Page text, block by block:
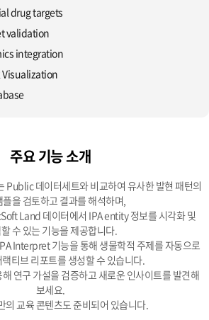
drug targets
validation
integration
주요 기능 소개
Public 데이터세트와 비교하여 유사한 발현 패턴의
플을 검토하고 결과를 해석하며,
Land 데이터에서 IPA entity 정보를 시각화 및
수 있는 기능을 제공합니다.
Interpret 기능을 통해 생물학적 주제를 자동으로
티브 리포트를 생성할 수 있습니다.
연구 가설을 검증하고 새로운 인사이트를 발견해
보세요.
의 교육 콘텐츠도 준비되어 있습니다.